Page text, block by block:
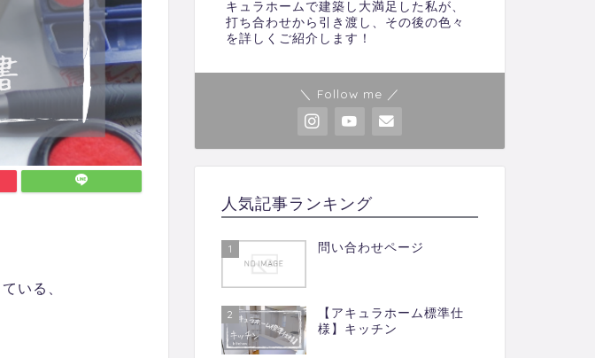
いる、
キュラホームで建築し大満足した私が、
打ち合わせから引き渡し、その後の色々
を詳しくご紹介します！
＼ Follow me ／
人気記事ランキング
1 問い合わせページ
2
【アキュラホーム標準仕
様】キッチン